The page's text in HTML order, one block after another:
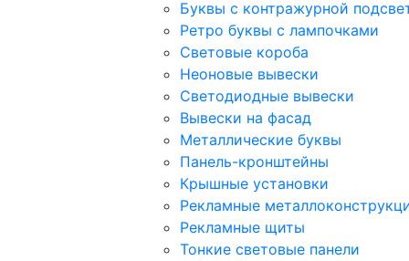
Буквы с контражурной
Ретро буквы с лампочками
Световые короба
Неоновые вывески
Светодиодные вывески
Вывески на фасад
Металлические буквы
Панель-кронштейны
Крышные установки
Рекламные
Рекламные щиты
Тонкие световые панели